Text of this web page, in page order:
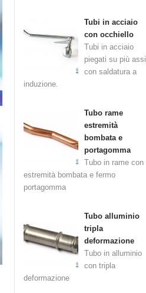
Tubi in acciaio
con occhiello
Tubi in acciaio
piegati su più assi
con saldatura a
induzione.
Tubo rame
estremità
bombata e
portagomma
Tubo in rame con
estremità bombata e fermo
portagomma
Tubo alluminio
tripla
deformazione
Tubo in alluminio
con tripla
deformazione